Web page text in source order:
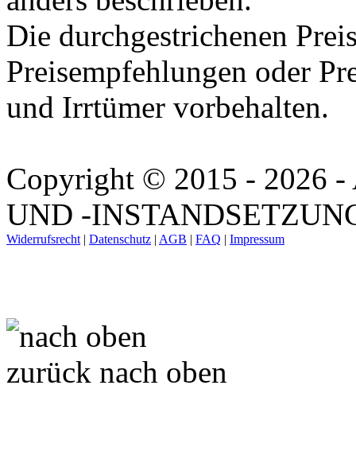
Die durchgestrichenen
Preisempfehlungen oder
und Irrtümer vorbehalten.
Copyright © 2015 - 2026
UND -
Widerrufsrecht | Datenschutz | AGB | FAQ | Impressum
zurück nach oben